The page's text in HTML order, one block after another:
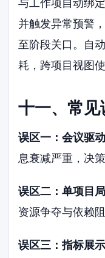
与工作项自动绑
并触发异常预警
至阶段关口。自
耗，跨项目视图
十一、常
误区一：会议驱
息衰减严重，决
误区二：单项目
资源争夺与依赖
误区三：指标展